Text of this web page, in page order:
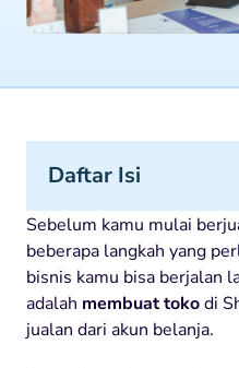
Sebelum kamu mulai
beberapa langkah yang
bisnis kamu bisa berjalan
adalah membuat tokodi
jualan dari akun belanja.
Daftar Isi